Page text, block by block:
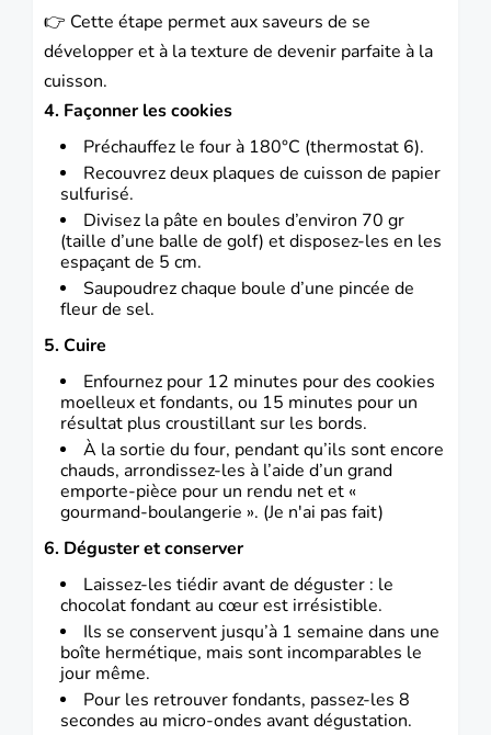
👉 Cette étape permet aux saveurs de se
développer et à la texture de devenir parfaite à la
cuisson.
4. Façonner les cookies
Préchauffez le four à 180°C (thermostat 6).
Recouvrez deux plaques de cuisson de papier
sulfurisé.
Divisez la pâte en boules d’environ 70 gr
(taille d’une balle de golf) et disposez-les en les
espaçant de 5 cm.
Saupoudrez chaque boule d’une pincée de
fleur de sel.
5. Cuire
Enfournez pour 12 minutes pour des cookies
moelleux et fondants, ou 15 minutes pour un
résultat plus croustillant sur les bords.
À la sortie du four, pendant qu’ils sont encore
chauds, arrondissez-les à l’aide d’un grand
emporte-pièce pour un rendu net et «
gourmand-boulangerie ». (Je n'ai pas fait)
6. Déguster et conserver
Laissez-les tiédir avant de déguster : le
chocolat fondant au cœur est irrésistible.
Ils se conservent jusqu’à 1 semaine dans une
boîte hermétique, mais sont incomparables le
jour même.
Pour les retrouver fondants, passez-les 8
secondes au micro-ondes avant dégustation.